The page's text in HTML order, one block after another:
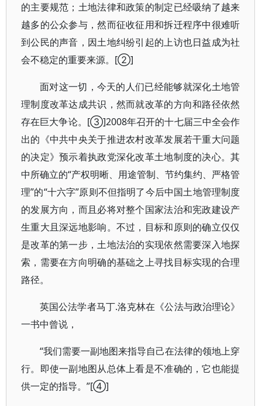
的主要规范；土地法律和政策的制定已经吸纳了越来
越多的公众参与，然而征收征用和拆迁程序中很难听
到公民的声音，因土地纠纷引起的上访也日益成为社
会不稳定的重要来源。[②]
面对这一切，今天的人们已经能够就深化土地管
理制度改革达成共识，然而就改革的方向和路径依然
存在巨大争论。[③]2008年召开的十七届三中全会作
出的《中共中央关于推进农村改革发展若干重大问题
的决定》预示着执政党深化改革土地制度的决心。其
中所确立的“产权明晰、用途管制、节约集约、严格管
理”的“十六字”原则不但指明了今后中国土地管理制度
的发展方向，而且必将对整个国家法治和宪政建设产
生重大且深远地影响。不过，目标和原则的确立仅仅
是改革的第一步，土地法治的实现依然需要深入地探
索，需要在方向明确的基础之上寻找目标实现的合理
路径。
英国公法学者马丁.洛克林在《公法与政治理论》
一书中曾说，
“我们需要一副地图来指导自己在法律的领地上穿
行。即使一副地图从总体上看是不准确的，它也能提
供一定的指导。”[④]